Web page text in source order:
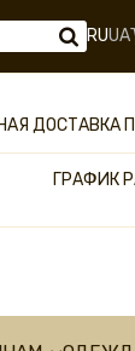
RUUA
ДОСТАВКА
ГРАФИК